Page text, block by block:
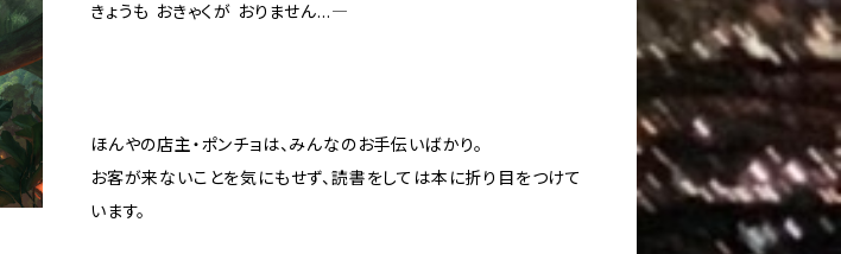
きょうも おきゃくが おりません…―
ほんやの店主・ポンチョは、みんなのお手伝いばかり。
お客が来ないことを気にもせず、読書をしては本に折り目をつけて
います。